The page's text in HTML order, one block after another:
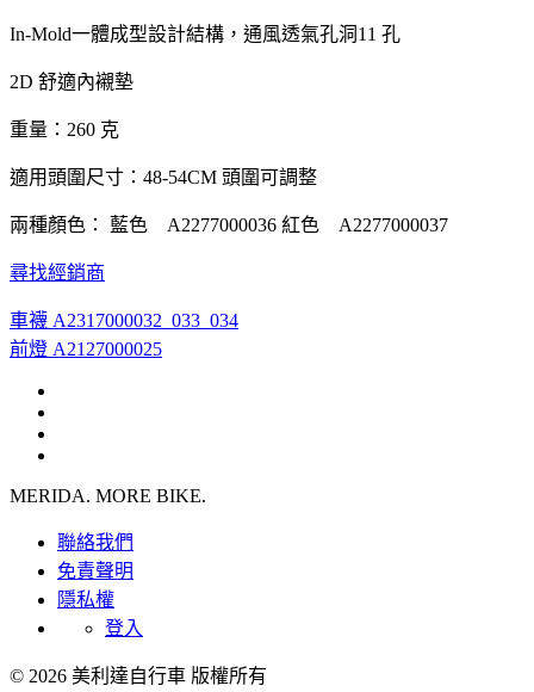
In-Mold一體成型設計結構，通風透氣孔洞11 孔
2D 舒適內襯墊
重量：260 克
適用頭圍尺寸：48-54CM 頭圍可調整
兩種顏色： 藍色 A2277000036 紅色 A2277000037
尋找經銷商
車襪 A2317000032_033_034
前燈 A2127000025
MERIDA. MORE BIKE.
聯絡我們
免責聲明
隱私權
登入
© 2026 美利達自行車 版權所有